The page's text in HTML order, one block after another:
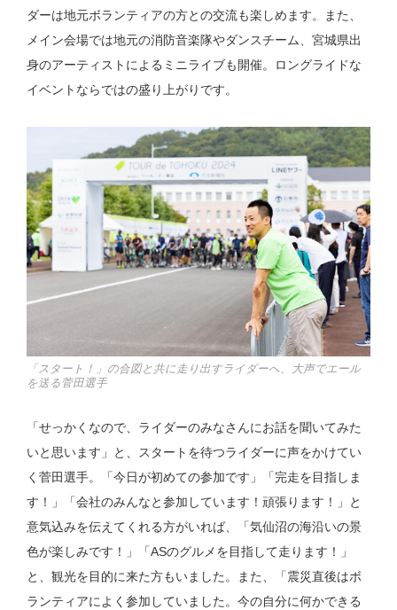
ダーは地元ボランティアの方との交流も楽しめます。また、
メイン会場では地元の消防音楽隊やダンスチーム、宮城県出
身のアーティストによるミニライブも開催。ロングライドな
イベントならではの盛り上がりです。
「スタート！」の合図と共に走り出すライダーへ、大声でエール
を送る菅田選手
「せっかくなので、ライダーのみなさんにお話を聞いてみた
いと思います」と、スタートを待つライダーに声をかけてい
く菅田選手。「今日が初めての参加です」「完走を目指しま
す！」「会社のみんなと参加しています！頑張ります！」と
意気込みを伝えてくれる方がいれば、「気仙沼の海沿いの景
色が楽しみです！」「ASのグルメを目指して走ります！」
と、観光を目的に来た方もいました。また、「震災直後はボ
ランティアによく参加していました。今の自分に何かできる